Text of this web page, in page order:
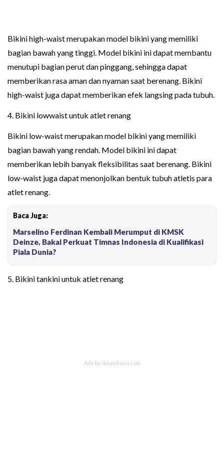
Bikini high-waist merupakan model bikini yang memiliki
bagian bawah yang tinggi. Model bikini ini dapat membantu
menutupi bagian perut dan pinggang, sehingga dapat
memberikan rasa aman dan nyaman saat berenang. Bikini
high-waist juga dapat memberikan efek langsing pada tubuh.
4. Bikini lowwaist untuk atlet renang
Bikini low-waist merupakan model bikini yang memiliki
bagian bawah yang rendah. Model bikini ini dapat
memberikan lebih banyak fleksibilitas saat berenang. Bikini
low-waist juga dapat menonjolkan bentuk tubuh atletis para
atlet renang.
Baca Juga:
Marselino Ferdinan Kembali Merumput di KMSK
Deinze, Bakal Perkuat Timnas Indonesia di Kualifikasi
Piala Dunia?
5. Bikini tankini untuk atlet renang